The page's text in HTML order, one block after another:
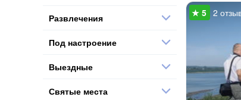
2
Развлечения
Под настроение
Выездные
Святые места